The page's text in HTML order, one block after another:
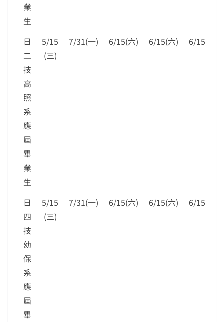
業
生
日
二
技
高
照
系
應
屆
畢
業
生
5/15
(三)
7/31(一) 6/15(六) 6/15(六) 6/15(六)
日
四
技
幼
保
系
應
屆
畢
5/15
(三)
7/31(一) 6/15(六) 6/15(六) 6/15(六)